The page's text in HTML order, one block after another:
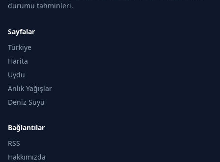
durumu tahminleri.
Sayfalar
Türkiye
Harita
Uydu
Anlık Yağışlar
Deniz Suyu
Bağlantılar
RSS
Hakkımızda